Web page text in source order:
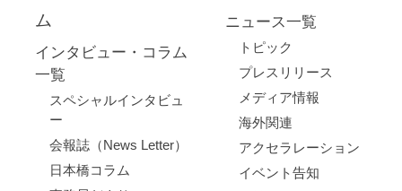
ム
インタビュー・コラム
一覧
スペシャルインタビュ
ー
会報誌（News Letter）
日本橋コラム
ニュース一覧
トピック
プレスリリース
メディア情報
海外関連
アクセラレーション
イベント告知